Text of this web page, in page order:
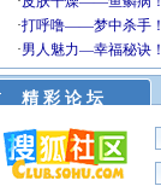
精 彩 论 坛